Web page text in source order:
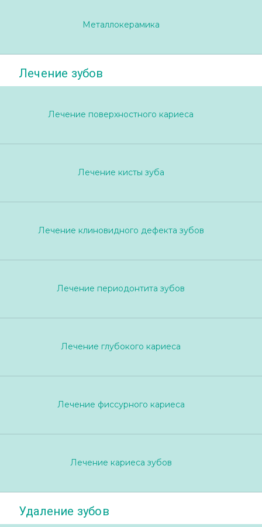
Металлокерамика
Лечение зубов
Лечение поверхностного кариеса
Лечение кисты зуба
Лечение клиновидного дефекта зубов
Лечение периодонтита зубов
Лечение глубокого кариеса
Лечение фиссурного кариеса
Лечение кариеса зубов
Удаление зубов